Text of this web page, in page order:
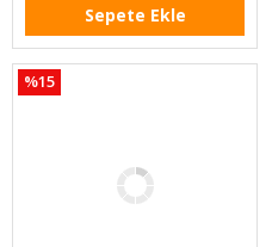
Sepete Ekle
%15